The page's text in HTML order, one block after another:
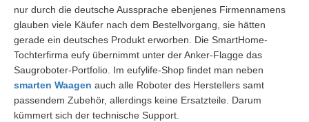
nur durch die deutsche Aussprache ebenjenes Firmennamens
glauben viele Käufer nach dem Bestellvorgang, sie hätten
gerade ein deutsches Produkt erworben. Die SmartHome-
Tochterfirma eufy übernimmt unter der Anker-Flagge das
Saugroboter-Portfolio. Im eufylife-Shop findet man neben
smarten Waagen auch alle Roboter des Herstellers samt
passendem Zubehör, allerdings keine Ersatzteile. Darum
kümmert sich der technische Support.